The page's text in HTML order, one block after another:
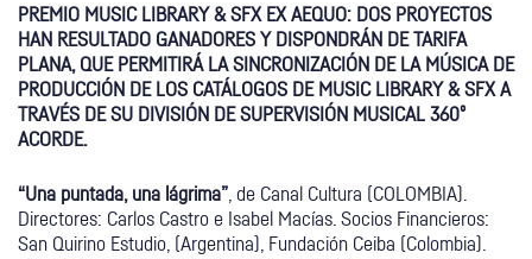
PREMIO MUSIC LIBRARY & SFX EX AEQUO: DOS PROYECTOS
HAN RESULTADO GANADORES Y DISPONDRÁN DE TARIFA
PLANA, QUE PERMITIRÁ LA SINCRONIZACIÓN DE LA MÚSICA DE
PRODUCCIÓN DE LOS CATÁLOGOS DE MUSIC LIBRARY & SFX A
TRAVÉS DE SU DIVISIÓN DE SUPERVISIÓN MUSICAL 360º
ACORDE.
“Una puntada, una lágrima” , de Canal Cultura (COLOMBIA).
Directores: Carlos Castro e Isabel Macías. Socios Financieros:
San Quirino Estudio, (Argentina), Fundación Ceiba (Colombia).